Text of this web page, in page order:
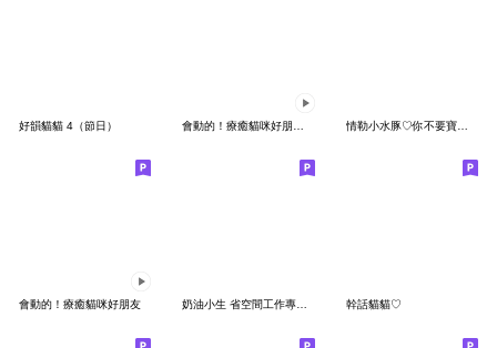
好韻貓貓 4（節日） 情勒小水豚♡你不要寶寶我了嗎
會動的！療癒貓咪好朋友 幹話貓貓♡